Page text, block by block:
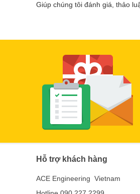
Giúp chúng tôi đánh giá, thảo
Hỗ trợ khách hàng
ACE Engineering Vietnam